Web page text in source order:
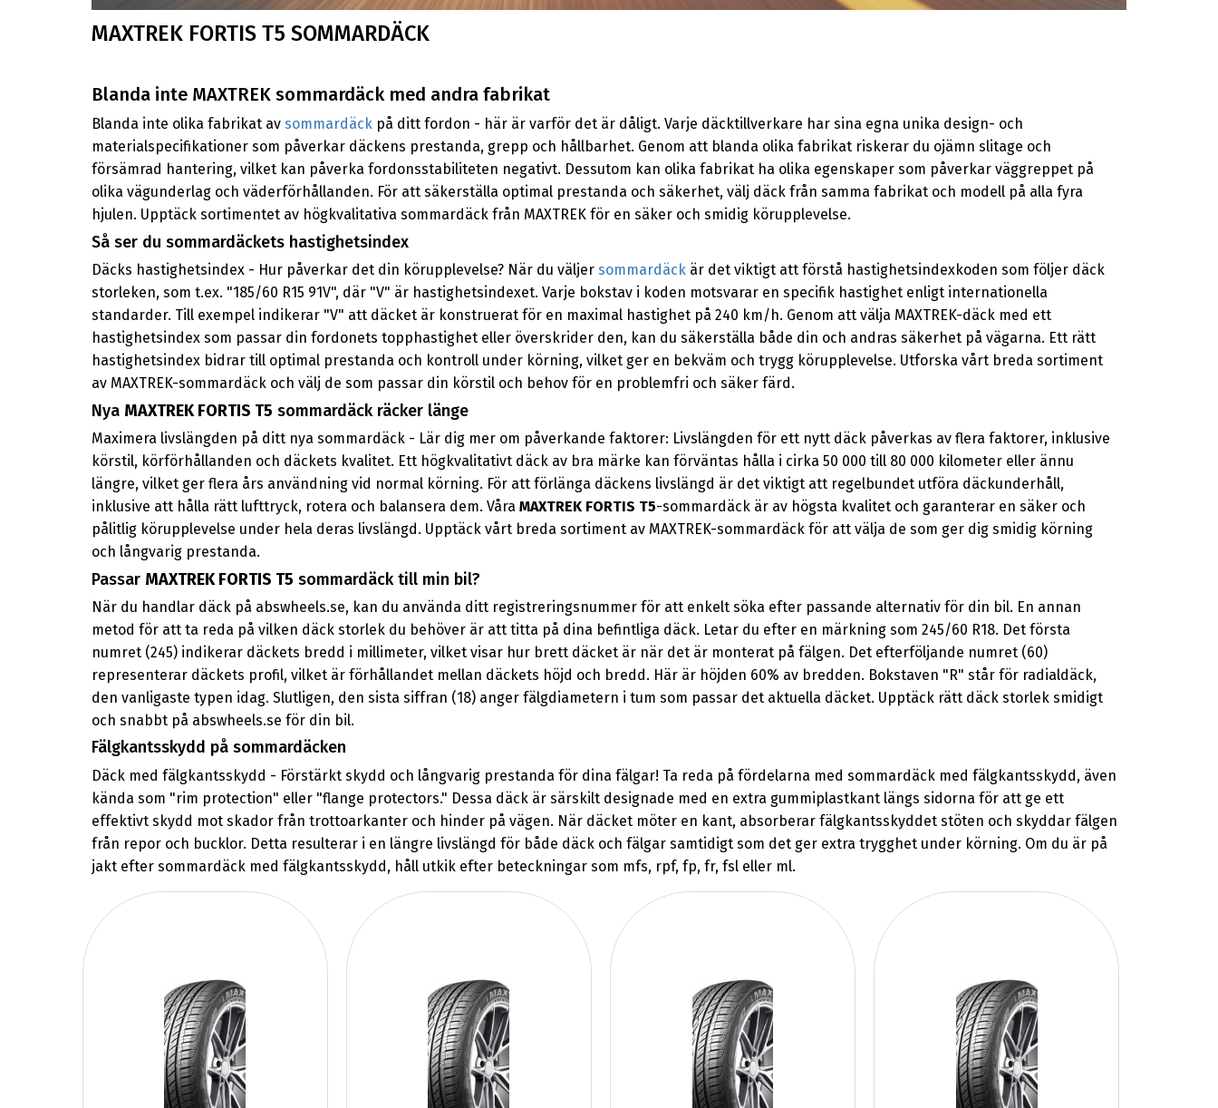
MAXTREK FORTIS T5 SOMMARDÄCK
Blanda inte MAXTREK sommardäck med andra fabrikat
Blanda inte olika fabrikat av sommardäckpå ditt fordon - här är varför det är dåligt. Varje däcktillverkare har sina egna unika design- och
materialspecifikationer som påverkar däckens prestanda, grepp och hållbarhet. Genom att blanda olika fabrikat riskerar du ojämn slitage och
försämrad hantering, vilket kan påverka fordonsstabiliteten negativt. Dessutom kan olika fabrikat ha olika egenskaper som påverkar väggreppet på
olika vägunderlag och väderförhållanden. För att säkerställa optimal prestanda och säkerhet, välj däck från samma fabrikat och modell på alla fyra
hjulen. Upptäck sortimentet av högkvalitativa sommardäck från MAXTREK för en säker och smidig körupplevelse.
Så ser du sommardäckets hastighetsindex
Däcks hastighetsindex - Hur påverkar det din körupplevelse? När du väljer sommardäckär det viktigt att förstå hastighetsindexkoden som följer däck
storleken, som t.ex. "185/60 R15 91V", där "V" är hastighetsindexet. Varje bokstav i koden motsvarar en specifik hastighet enligt internationella
standarder. Till exempel indikerar "V" att däcket är konstruerat för en maximal hastighet på 240 km/h. Genom att välja MAXTREK-däck med ett
hastighetsindex som passar din fordonets topphastighet eller överskrider den, kan du säkerställa både din och andras säkerhet på vägarna. Ett rätt
hastighetsindex bidrar till optimal prestanda och kontroll under körning, vilket ger en bekväm och trygg körupplevelse. Utforska vårt breda sortiment
av MAXTREK-sommardäck och välj de som passar din körstil och behov för en problemfri och säker färd.
Nya MAXTREK FORTIS T5 sommardäck räcker länge
Maximera livslängden på ditt nya sommardäck - Lär dig mer om påverkande faktorer: Livslängden för ett nytt däck påverkas av flera faktorer, inklusive
körstil, körförhållanden och däckets kvalitet. Ett högkvalitativt däck av bra märke kan förväntas hålla i cirka 50 000 till 80 000 kilometer eller ännu
längre, vilket ger flera års användning vid normal körning. För att förlänga däckens livslängd är det viktigt att regelbundet utföra däckunderhåll,
inklusive att hålla rätt lufttryck, rotera och balansera dem. Våra MAXTREK FORTIS T5-sommardäck är av högsta kvalitet och garanterar en säker och
pålitlig körupplevelse under hela deras livslängd. Upptäck vårt breda sortiment av MAXTREK-sommardäck för att välja de som ger dig smidig körning
och långvarig prestanda.
Passar MAXTREK FORTIS T5 sommardäck till min bil?
När du handlar däck på abswheels.se, kan du använda ditt registreringsnummer för att enkelt söka efter passande alternativ för din bil. En annan
metod för att ta reda på vilken däck storlek du behöver är att titta på dina befintliga däck. Letar du efter en märkning som 245/60 R18. Det första
numret (245) indikerar däckets bredd i millimeter, vilket visar hur brett däcket är när det är monterat på fälgen. Det efterföljande numret (60)
representerar däckets profil, vilket är förhållandet mellan däckets höjd och bredd. Här är höjden 60% av bredden. Bokstaven "R" står för radialdäck,
den vanligaste typen idag. Slutligen, den sista siffran (18) anger fälgdiametern i tum som passar det aktuella däcket. Upptäck rätt däck storlek smidigt
och snabbt på abswheels.se för din bil.
Fälgkantsskydd på sommardäcken
Däck med fälgkantsskydd - Förstärkt skydd och långvarig prestanda för dina fälgar! Ta reda på fördelarna med sommardäck med fälgkantsskydd, även
kända som "rim protection" eller "flange protectors." Dessa däck är särskilt designade med en extra gummiplastkant längs sidorna för att ge ett
effektivt skydd mot skador från trottoarkanter och hinder på vägen. När däcket möter en kant, absorberar fälgkantsskyddet stöten och skyddar fälgen
från repor och bucklor. Detta resulterar i en längre livslängd för både däck och fälgar samtidigt som det ger extra trygghet under körning. Om du är på
jakt efter sommardäck med fälgkantsskydd, håll utkik efter beteckningar som mfs, rpf, fp, fr, fsl eller ml.